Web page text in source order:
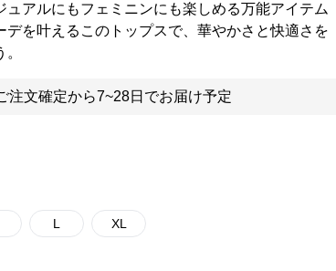
ュアルにもフェミニンにも楽しめる万能アイテム
デを叶えるこのトップスで、華やかさと快適さを
注文確定から7~28日でお届け予定
L XL